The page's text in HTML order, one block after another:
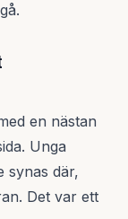
en nästan
Unga
synas där,
Det var ett